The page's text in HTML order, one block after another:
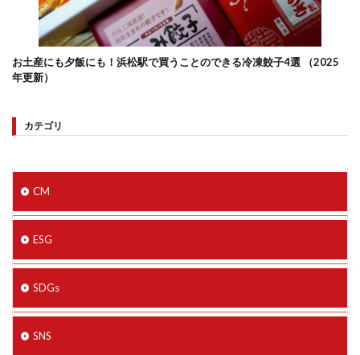
お土産にも夕飯にも！浜松駅で買うことのできる冷凍餃子4選 （2025
年更新）
カテゴリ
CM
ESG
SDGs
SNS